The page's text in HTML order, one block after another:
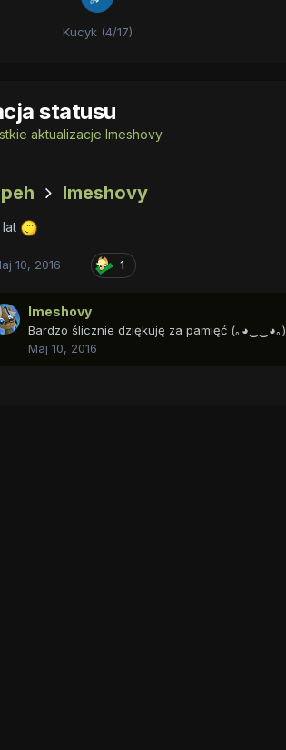
Kucyk (4/17)
statusu
aktualizacje Imeshovy
Imeshovy
lat
10, 2016 1
Imeshovy
Bardzo ślicznie dziękuję za pamięć (｡◕‿‿◕｡)
Maj 10, 2016